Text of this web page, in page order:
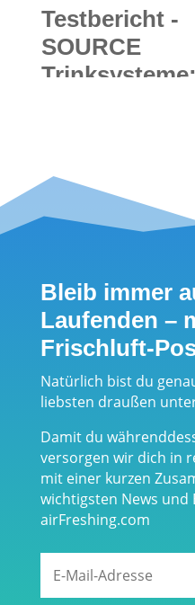
Testbericht -
SOURCE
Trinksysteme:
winterfeste
Wasserversor
Bleib immer
Laufenden –
Frischluft-
Natürlich bist du
liebsten draußen
Damit du
versorgen wir dich in
mit einer kurzen
wichtigsten News und
airFreshing.com